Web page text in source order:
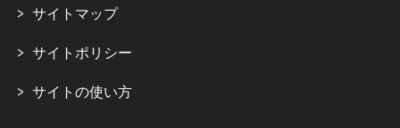
サイトマップ
サイトポリシー
サイトの使い方